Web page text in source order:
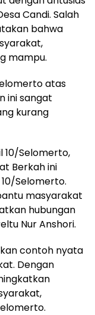
Candi. Salah
bahwa
mampu.
atas
ini sangat
kurang
10/Selomerto,
Berkah ini
Selomerto.
masyarakat
hubungan
Nur Anshori.
contoh nyata
Dengan